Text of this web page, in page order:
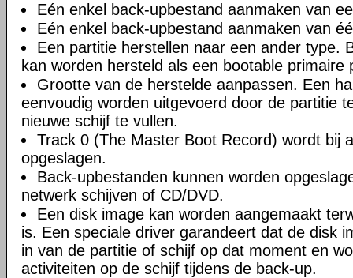
Eén enkel back-upbestand aanmaken van
Eén enkel back-upbestand aanmaken van
Een partitie herstellen naar een ander type.
kan worden hersteld als een bootable primaire
Grootte van de herstelde aanpassen. Een
eenvoudig worden uitgevoerd door de partitie
nieuwe schijf te vullen.
Track 0 (The Master Boot Record) wordt bij
opgeslagen.
Back-upbestanden kunnen worden
netwerk schijven of CD/DVD.
Een disk image kan worden aangemaakt
is. Een speciale driver garandeert dat de disk
in van de partitie of schijf op dat moment en
activiteiten op de schijf tijdens de back-up.